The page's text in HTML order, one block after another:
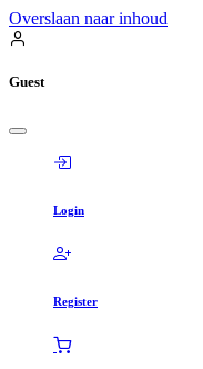
Overslaan naar inhoud
Guest
Login
Register